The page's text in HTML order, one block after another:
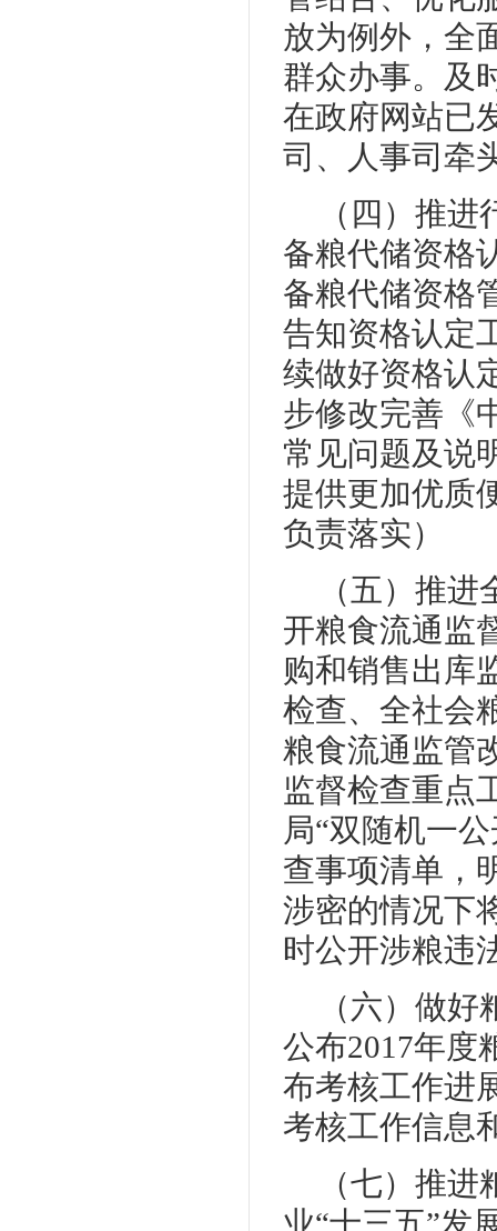
放为例外，全
群众办事。及
在政府网站已
司、人事司牵
（四）推
备粮代储资格
备粮代储资格
告知资格认定
续做好资格认
步修改完善《
常见问题及说
提供更加优质
负责落实）
（五）推
开粮食流通监
购和销售出库
检查、全社会
粮食流通监管
监督检查重点
局“双随机一
查事项清单，
涉密的情况下
时公开涉粮违
（六）做
公布2017年度
布考核工作进
考核工作信息
（七）推
业“十三五”发